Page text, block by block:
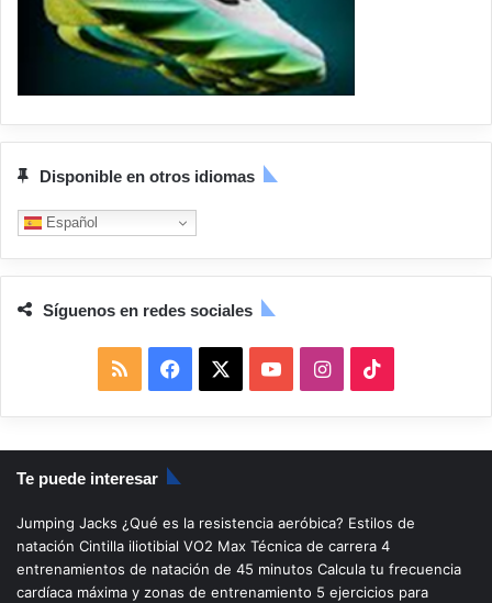
Disponible en otros idiomas
Español
Síguenos en redes sociales
S
S
a
c
b
o
o
u
u
b
I
n
s
a
g
i
k
o
k
Te puede interesar
Jumping Jacks ¿Qué es la resistencia aeróbica? Estilos de
natación Cintilla iliotibial VO2 Max Técnica de carrera 4
entrenamientos de natación de 45 minutos Calcula tu frecuencia
cardíaca máxima y zonas de entrenamiento 5 ejercicios para